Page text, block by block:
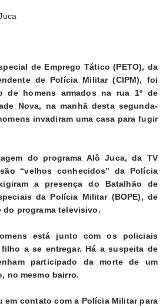
de Emprego Tático (PETO), da
de Polícia Militar (CIPM), foi
de homens armados na rua 1º de
Nova, na manhã desta segunda-
invadiram uma casa para fugir
do programa Alô Juca, da TV
“velhos conhecidos” da Polícia
a presença do Batalhão de
da Polícia Militar (BOPE), de
do programa televisivo.
está junto com os policiais
a se entregar. Há a suspeita de
participado da morte de um
, no mesmo bairro.
em contato com a Polícia Militar para